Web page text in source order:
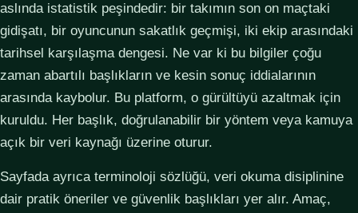
aslında istatistik peşindedir: bir takımın son on maçtaki
gidişatı, bir oyuncunun sakatlık geçmişi, iki ekip arasındaki
tarihsel karşılaşma dengesi. Ne var ki bu bilgiler çoğu
zaman abartılı başlıkların ve kesin sonuç iddialarının
arasında kaybolur. Bu platform, o gürültüyü azaltmak için
kuruldu. Her başlık, doğrulanabilir bir yöntem veya kamuya
açık bir veri kaynağı üzerine oturur.
Sayfada ayrıca terminoloji sözlüğü, veri okuma disiplinine
dair pratik öneriler ve güvenlik başlıkları yer alır. Amaç,